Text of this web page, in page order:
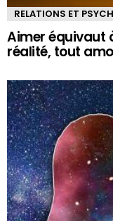
RELATIONS ET
Aimer équivaut
réalité, tout